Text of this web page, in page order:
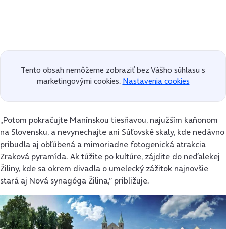
Tento obsah nemôžeme zobraziť bez Vášho súhlasu s
marketingovými cookies. Nastavenia cookies
„Potom pokračujte Manínskou tiesňavou, najužším kaňonom
na Slovensku, a nevynechajte ani Súľovské skaly, kde nedávno
pribudla aj obľúbená a mimoriadne fotogenická atrakcia
Zraková pyramída. Ak túžite po kultúre, zájdite do neďalekej
Žiliny, kde sa okrem divadla o umelecký zážitok najnovšie
stará aj Nová synagóga Žilina,” približuje.